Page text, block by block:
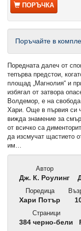
ПОРЪЧКА
Поръчайте в
Поредната далеч от
тепърва предстои,
площад „Магнолия“ и
избягал от затвора
Волдемор, е на
Хари. Още в първия си
вижда знамение за
от всичко са
да изсмучат щастието
им…
Автор
Дж. К. Роулинг
Поредица
Хари Потър
Страници
384 черно-бели